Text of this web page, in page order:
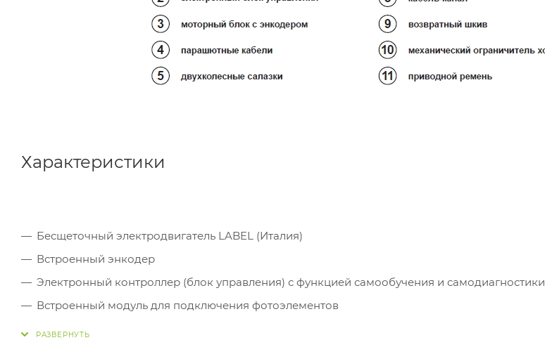
Характеристики
Бесщеточный электродвигатель LABEL (Италия)
Встроенный энкодер
Электронный контроллер (блок управления) с функцией самообучения и самодиагностики
Встроенный модуль для подключения фотоэлементов
Выходы для подключения дополнительных устройств (24В)